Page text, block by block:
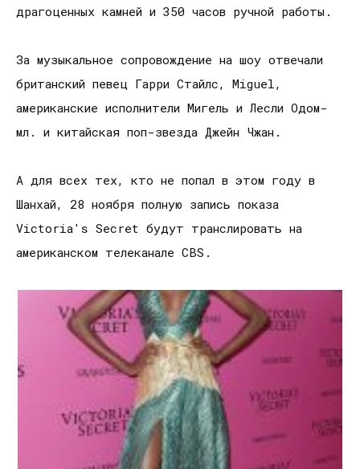
драгоценных камней и 350 часов ручной работы.
За музыкальное сопровождение на шоу отвечали
британский певец Гарри Стайлс, Miguel,
американские исполнители Мигель и Лесли Одом-
мл. и китайская поп-звезда Джейн Чжан.
А для всех тех, кто не попал в этом году в
Шанхай, 28 ноября полную запись показа
Victoria's Secret будут транслировать на
американском телеканале CBS.